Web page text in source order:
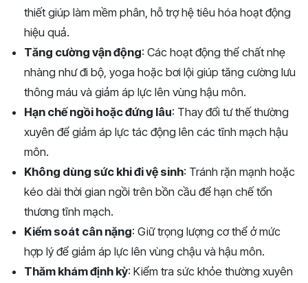
thiết giúp làm mềm phân, hỗ trợ hệ tiêu hóa hoạt động
hiệu quả.
Tăng cường vận động: Các hoạt động thể chất nhẹ
nhàng như đi bộ, yoga hoặc bơi lội giúp tăng cường lưu
thông máu và giảm áp lực lên vùng hậu môn.
Hạn chế ngồi hoặc đứng lâu: Thay đổi tư thế thường
xuyên để giảm áp lực tác động lên các tĩnh mạch hậu
môn.
Không dùng sức khi đi vệ sinh: Tránh rặn mạnh hoặc
kéo dài thời gian ngồi trên bồn cầu để hạn chế tổn
thương tĩnh mạch.
Kiểm soát cân nặng: Giữ trọng lượng cơ thể ở mức
hợp lý để giảm áp lực lên vùng chậu và hậu môn.
Thăm khám định kỳ: Kiểm tra sức khỏe thường xuyên